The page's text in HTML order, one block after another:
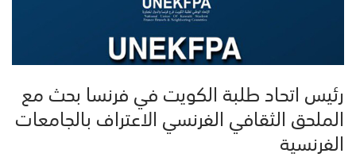
رئيس اتحاد طلبة الكويت في فرنسا بحث مع
الملحق الثقافي الفرنسي الاعتراف بالجامعات
الفرنسية